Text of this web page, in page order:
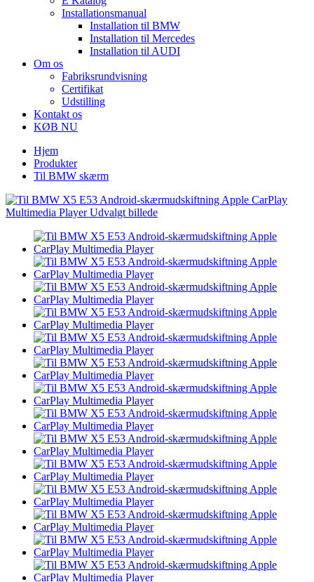
Installationsmanual
Installation til BMW
Installation til Mercedes
Installation til AUDI
Om os
Fabriksrundvisning
Certifikat
Udstilling
Kontakt os
KØB NU
Hjem
Produkter
Til BMW skærm